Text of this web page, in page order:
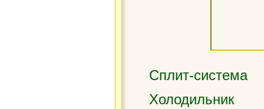
Сплит-система
Холодильник